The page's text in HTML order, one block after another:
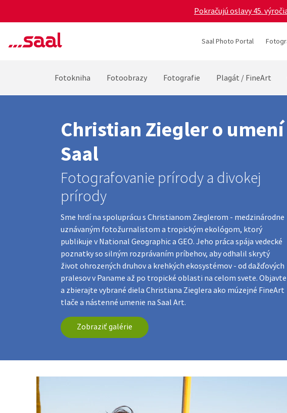
Pokračujú oslavy 45.
Saal Photo Portal
Fotokniha Fotoobrazy Fotografie Plagát / FineArt
Christian Ziegler o umení
Saal
Fotografovanie prírody a divokej
prírody
Sme hrdí na spoluprácu s Christianom Zieglerom - medzinárodne
uznávaným fotožurnalistom a tropickým ekológom, ktorý
publikuje v National Geographic a GEO. Jeho práca spája vedecké
poznatky so silným rozprávaním príbehov, aby odhalil skrytý
život ohrozených druhov a krehkých ekosystémov - od dažďových
pralesov v Paname až po tropické oblasti na celom svete. Objavte
a zbierajte vybrané diela Christiana Zieglera ako múzejné FineArt
tlače a nástenné umenie na Saal Art.
Zobraziť galérie